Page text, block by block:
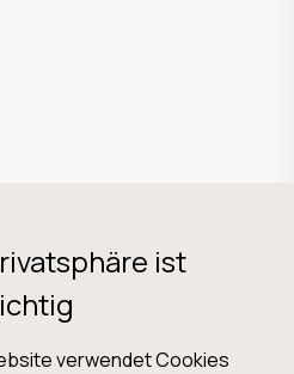
ist
verwendet Cookies